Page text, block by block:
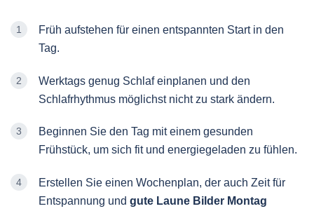
Früh aufstehen für einen entspannten Start in den
Tag.
Werktags genug Schlaf einplanen und den
Schlafrhythmus möglichst nicht zu stark ändern.
Beginnen Sie den Tag mit einem gesunden
Frühstück, um sich fit und energiegeladen zu fühlen.
Erstellen Sie einen Wochenplan, der auch Zeit für
Entspannung und gute Laune Bilder Montag